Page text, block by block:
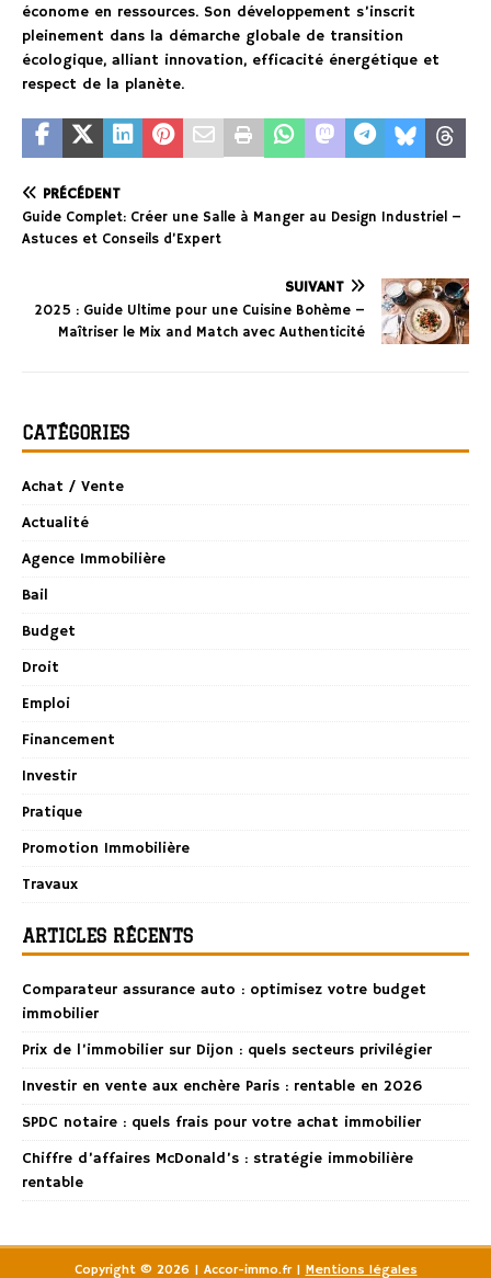
économe en ressources. Son développement s’inscrit
pleinement dans la démarche globale de transition
écologique, alliant innovation, efficacité énergétique et
respect de la planète.
PRÉCÉDENT
Guide Complet: Créer une Salle à Manger au Design Industriel –
Astuces et Conseils d’Expert
SUIVANT
2025 : Guide Ultime pour une Cuisine Bohème –
Maîtriser le Mix and Match avec Authenticité
CATÉGORIES
Achat / Vente
Actualité
Agence Immobilière
Bail
Budget
Droit
Emploi
Financement
Investir
Pratique
Promotion Immobilière
Travaux
ARTICLES RÉCENTS
Comparateur assurance auto : optimisez votre budget
immobilier
Prix de l’immobilier sur Dijon : quels secteurs privilégier
Investir en vente aux enchère Paris : rentable en 2026
SPDC notaire : quels frais pour votre achat immobilier
Chiffre d’affaires McDonald’s : stratégie immobilière
rentable
Copyright © 2026 | Accor-immo.fr | Mentions légales